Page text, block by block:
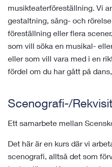
musikteaterföreställning. Vi
gestaltning, sång- och
föreställning eller flera
som vill söka en musikal-
eller som vill vara med i en
fördel om du har gått på
Scenografi-/
Ett samarbete mellan
Det här är en kurs där vi
scenografi, alltså det som